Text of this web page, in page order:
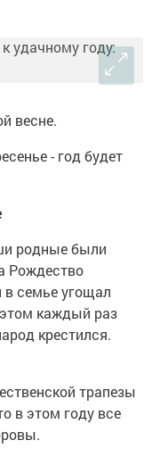
весне.
- год будет
родные были
Рождество
семье угощал
каждый раз
крестился.
трапезы
в этом году все